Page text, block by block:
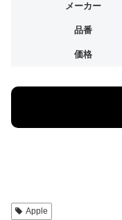
メーカー
品番
価格
Apple